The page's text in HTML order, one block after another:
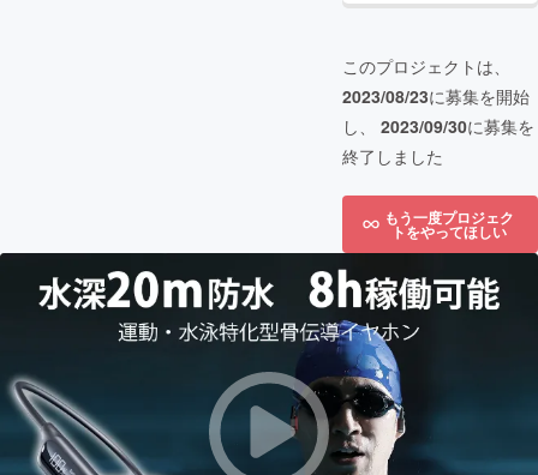
このプロジェクトは、
2023/08/23に募集を開始
し、 2023/09/30に募集を
終了しました
もう一度プロジェク
トをやってほしい